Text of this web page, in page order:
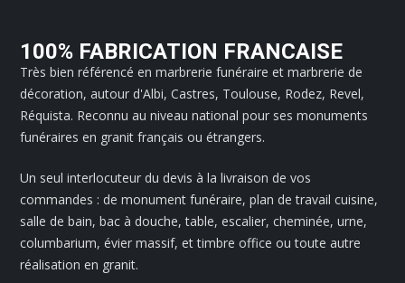
100% FABRICATION FRANCAISE
Très bien référencé en marbrerie funéraire et marbrerie de
décoration, autour d'Albi, Castres, Toulouse, Rodez, Revel,
Réquista. Reconnu au niveau national pour ses monuments
funéraires en granit français ou étrangers.
Un seul interlocuteur du devis à la livraison de vos
commandes : de monument funéraire, plan de travail cuisine,
salle de bain, bac à douche, table, escalier, cheminée, urne,
columbarium, évier massif, et timbre office ou toute autre
réalisation en granit.